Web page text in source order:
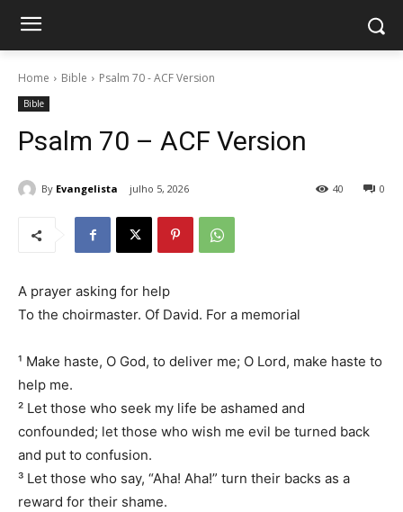
Home Bible Psalm 70 - ACF Version
Bible
Psalm 70 – ACF Version
By Evangelista julho 5, 2026 0
40
A prayer asking for help
To the choirmaster. Of David. For a memorial
¹ Make haste, O God, to deliver me; O Lord, make haste to
help me.
² Let those who seek my life be ashamed and
confounded; let those who wish me evil be turned back
and put to confusion.
³ Let those who say, “Aha! Aha!” turn their backs as a
reward for their shame.